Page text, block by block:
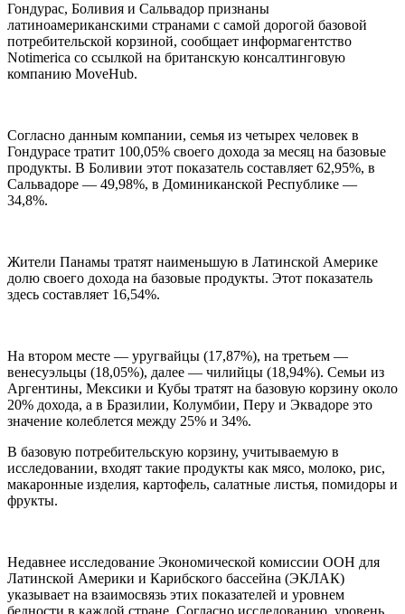
Гондурас, Боливия и Сальвадор признаны
латиноамериканскими странами с самой дорогой базовой
потребительской корзиной, сообщает информагентство
Notimerica со ссылкой на британскую консалтинговую
компанию MoveHub.
Согласно данным компании, семья из четырех человек в
Гондурасе тратит 100,05% своего дохода за месяц на базовые
продукты. В Боливии этот показатель составляет 62,95%, в
Сальвадоре — 49,98%, в Доминиканской Республике —
34,8%.
Жители Панамы тратят наименьшую в Латинской Америке
долю своего дохода на базовые продукты. Этот показатель
здесь составляет 16,54%.
На втором месте — уругвайцы (17,87%), на третьем —
венесуэльцы (18,05%), далее — чилийцы (18,94%). Семьи из
Аргентины, Мексики и Кубы тратят на базовую корзину около
20% дохода, а в Бразилии, Колумбии, Перу и Эквадоре это
значение колеблется между 25% и 34%.
В базовую потребительскую корзину, учитываемую в
исследовании, входят такие продукты как мясо, молоко, рис,
макаронные изделия, картофель, салатные листья, помидоры и
фрукты.
Недавнее исследование Экономической комиссии ООН для
Латинской Америки и Карибского бассейна (ЭКЛАК)
указывает на взаимосвязь этих показателей и уровнем